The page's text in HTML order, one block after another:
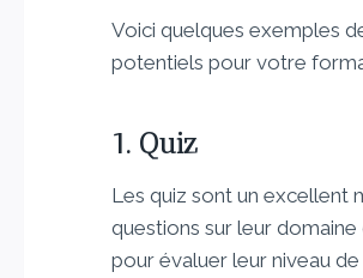
Voici quelques exemples
potentiels pour votre
1. Quiz
Les quiz sont un excellent
questions sur leur domaine
pour évaluer leur niveau